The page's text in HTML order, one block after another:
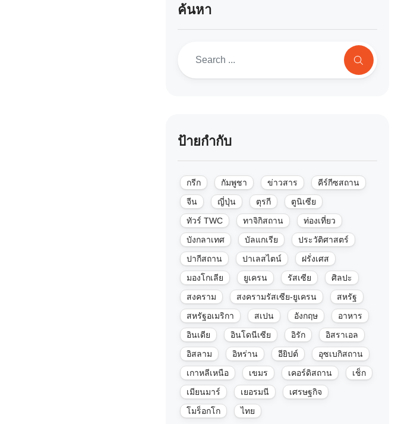
ค้นหา
ป้ายกำกับ
กรีก กัมพูชา ข่าวสาร
คีร์กีซสถาน
จีน
ญี่ปุ่น ตุรกี
ตูนิเซีย
ทัวร์ TWC
ทาจิกิสถาน
ท่องเที่ยว
บังกลาเทศ
บัลแกเรีย
ประวัติศาสตร์
ปากีสถาน
ปาเลสไตน์
ฝรั่งเศส
มองโกเลีย
ยูเครน รัสเซีย
ศิลปะ
สงคราม
สงครามรัสเซีย-ยูเครน
สหรัฐ
สหรัฐอเมริกา
สเปน อังกฤษ
อาหาร
อินเดีย
อินโดนีเซีย อิรัก
อิสราเอล
อิสลาม
อิหร่าน อียิปต์
อุซเบกิสถาน
เกาหลีเหนือ
เขมร เคอร์ดิสถาน
เช็ก
เมียนมาร์
เยอรมนี
เศรษฐกิจ
โมร็อกโก
ไทย